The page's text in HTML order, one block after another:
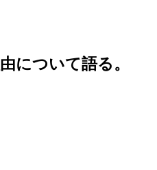
について語る。